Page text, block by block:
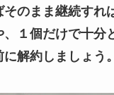
のまま継続すれ
１個だけで十分
解約しましょう。